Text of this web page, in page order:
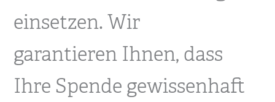
einsetzen. Wir
garantieren Ihnen, dass
Ihre Spende gewissenhaft